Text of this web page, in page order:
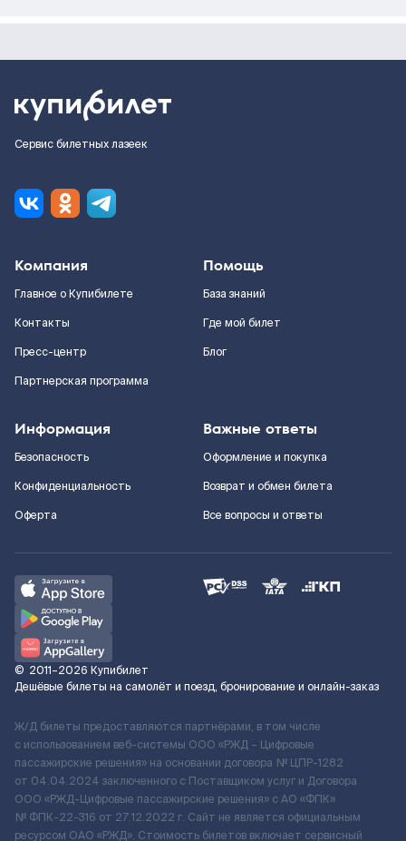
Сервис билетных лазеек
Компания
Главное о Купибилете
Контакты
Пресс-центр
Партнерская программа
Помощь
База знаний
Где мой билет
Блог
Информация
Безопасность
Конфиденциальность
Оферта
Важные ответы
Оформление и покупка
Возврат и обмен билета
Все вопросы и ответы
© 2011–2026 Купибилет
Дешёвые билеты на самолёт и поезд, бронирование и онлайн-заказ
Ж/Д билеты предоставляются партнёрами, в том числе
с использованием веб-системы ООО «РЖД – Цифровые
пассажирские решения» на основании договора № ЦПР-1282
от 04.04.2024 заключенного с Поставщиком услуг и Договора
ООО «РЖД-Цифровые пассажирские решения» c АО «ФПК»
№ ФПК-22-316 от 27.12.2022 г. Сайт не является официальным
ресурсом ОАО «РЖД». Стоимость билетов включает сервисный